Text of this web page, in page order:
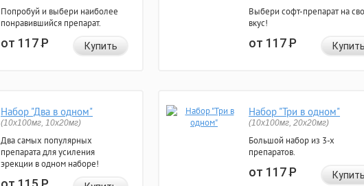
Попробуй и выбери наиболее
понравившийся препарат.
от 117Р Купить
Выбери софт-препарат на
вкус!
от 117Р Купить
Набор "Два в одном"
(10x100мг, 10x20мг)
Два самых популярных
препарата для усиления
эрекции в одном наборе!
Набор "Три в одном"
(10x100мг, 20x20мг)
Большой набор из 3-х
препаратов.
от 117Р Купить